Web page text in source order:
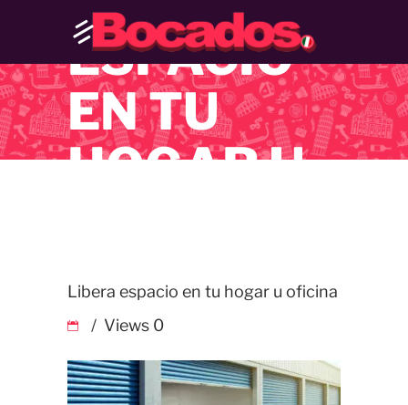
ESPACIO
EN TU
HOGAR U
Libera espacio en tu hogar u oficina
Views 0